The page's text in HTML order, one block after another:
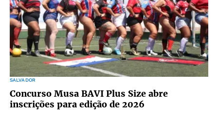
SALVADOR
Concurso Musa BAVI Plus Size abre
inscrições para edição de 2026